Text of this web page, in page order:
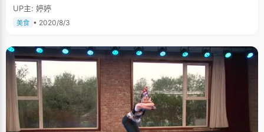
认为适当的美剧会在英语口语语法上带来帮助。 对未来的期待： "珏"字的含
义，《说文》中如此解释："两玉相合为一珏"，而提起自己的名字的来历，
高珏说她最欣赏的人是有独立精神的人，如陈寅恪，曾子墨。谈到未来希望
自己能成为什么样的人，"没有明确的规划啦，但会是&rsquo;女强人
&rsquo;"，采访的最后，高珏笑着说。
UP主: 婷婷
美食 • 2020/8/3